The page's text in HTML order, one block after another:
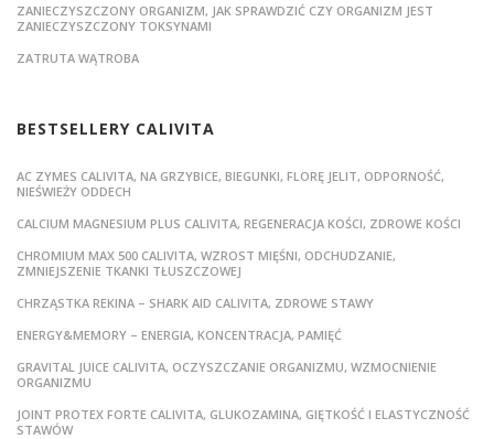
ZANIECZYSZCZONY ORGANIZM, JAK SPRAWDZIĆ CZY ORGANIZM JEST
ZANIECZYSZCZONY TOKSYNAMI
ZATRUTA WĄTROBA
BESTSELLERY CALIVITA
AC ZYMES CALIVITA, NA GRZYBICE, BIEGUNKI, FLORĘ JELIT, ODPORNOŚĆ,
NIEŚWIEŻY ODDECH
CALCIUM MAGNESIUM PLUS CALIVITA, REGENERACJA KOŚCI, ZDROWE KOŚCI
CHROMIUM MAX 500 CALIVITA, WZROST MIĘŚNI, ODCHUDZANIE,
ZMNIEJSZENIE TKANKI TŁUSZCZOWEJ
CHRZĄSTKA REKINA – SHARK AID CALIVITA, ZDROWE STAWY
ENERGY&MEMORY – ENERGIA, KONCENTRACJA, PAMIĘĆ
GRAVITAL JUICE CALIVITA, OCZYSZCZANIE ORGANIZMU, WZMOCNIENIE
ORGANIZMU
JOINT PROTEX FORTE CALIVITA, GLUKOZAMINA, GIĘTKOŚĆ I ELASTYCZNOŚĆ
STAWÓW